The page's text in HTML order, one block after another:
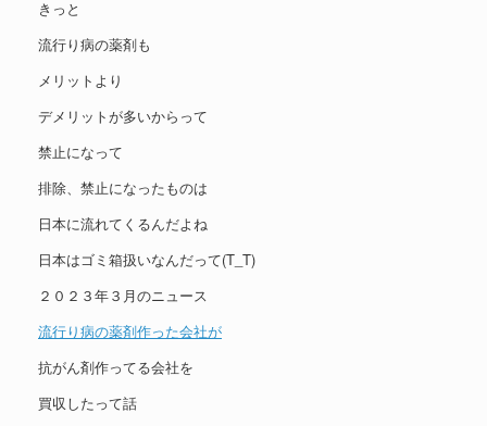
きっと
流行り病の薬剤も
メリットより
デメリットが多いからって
禁止になって
排除、禁止になったものは
日本に流れてくるんだよね
日本はゴミ箱扱いなんだって(T_T)
２０２３年３月のニュース
流行り病の薬剤作った会社が
抗がん剤作ってる会社を
買収したって話